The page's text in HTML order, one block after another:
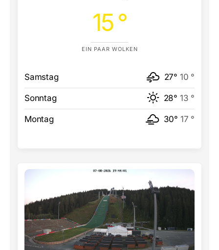
15 °
EIN PAAR WOLKEN
Samstag 27° 10 °
Sonntag 28° 13 °
Montag 30° 17 °